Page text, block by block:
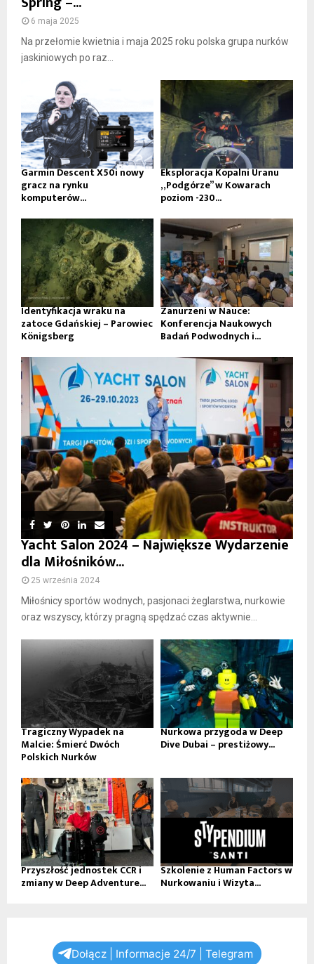
6 maja 2025
Na przełomie kwietnia i maja 2025 roku polska grupa nurków
jaskiniowych po raz...
Garmin Descent X50i nowy
gracz na rynku
komputerów...
Eksploracja Kopalni Uranu
„Podgórze” w Kowarach
poziom -230...
Identyfikacja wraku na
zatoce Gdańskiej – Parowiec
Königsberg
Zanurzeni w Nauce:
Konferencja Naukowych
Badań Podwodnych i...
Yacht Salon 2024 – Największe Wydarzenie
dla Miłośników...
25 września 2024
Miłośnicy sportów wodnych, pasjonaci żeglarstwa, nurkowie
oraz wszyscy, którzy pragną spędzać czas aktywnie...
Tragiczny Wypadek na
Malcie: Śmierć Dwóch
Polskich Nurków
Nurkowa przygoda w Deep
Dive Dubai – prestiżowy...
Przyszłość jednostek CCR i
zmiany w Deep Adventure...
Szkolenie z Human Factors w
Nurkowaniu i Wizyta...
Dołącz | Informacje 24/7 | Telegram